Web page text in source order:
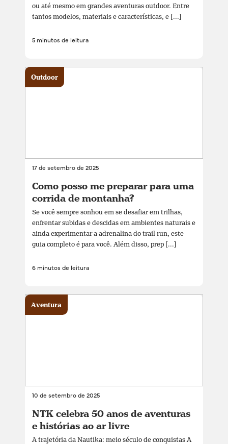
ou até mesmo em grandes aventuras outdoor. Entre
tantos modelos, materiais e características, e [...]
5 minutos de leitura
17 de setembro de 2025
Como posso me preparar para uma
corrida de montanha?
Se você sempre sonhou em se desafiar em trilhas,
enfrentar subidas e descidas em ambientes naturais e
ainda experimentar a adrenalina do trail run, este
guia completo é para você. Além disso, prep [...]
6 minutos de leitura
Outdoor
10 de setembro de 2025
NTK celebra 50 anos de aventuras
e histórias ao ar livre
A trajetória da Nautika: meio século de conquistas A
Aventura